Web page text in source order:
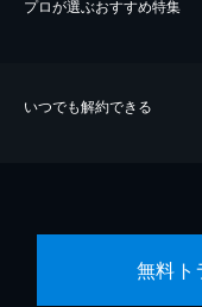
プロが選ぶおすすめ特集
いつでも解約できる
無料ト